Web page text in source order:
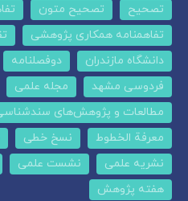
تصحیح
تصحیح متون
تفاهمنامه همکاری پژوهشی
دانشگاه مازندران
دوفصلنامه
فردوسی مشهد
مجله علمی
مطالعات و پژوهش‌های
معرفة الخطوط
نسخ خطی
نشریه علمی
نشست علمی
هفته پژوهش